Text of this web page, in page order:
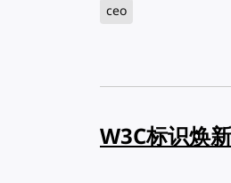
ceo
W3C标识焕